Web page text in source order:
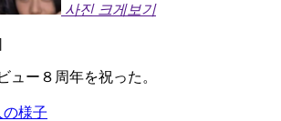
사진 크게보기
ー８周年を祝った。
様子